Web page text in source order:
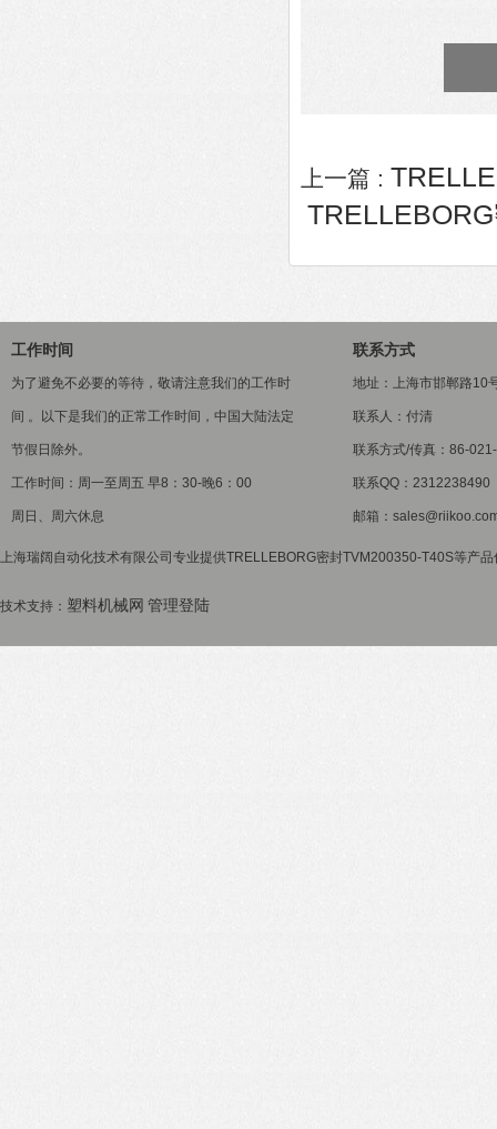
上一篇 :
工作时间
为了避免不必要的等待，敬请注意我们的工作时
间 。以下是我们的正常工作时间，中国大陆法定
节假日除外。
工作时间：周一至周五 早8：30-晚6：00
周日、周六休息
联系方式
地址：上海市邯郸路10
联系人：付清
联系方式/传真：86-
联系QQ：2312238490
邮箱：
上海瑞阔自动化技术有限公司专业提供TRELLEBORG密封TVM200350-T40S等产
技术支持： 塑料机械网 管理登陆